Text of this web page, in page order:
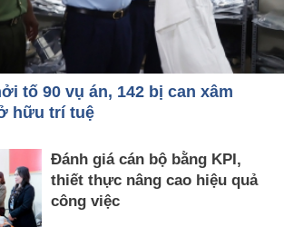
tố 90 vụ án, 142 bị can xâm
hữu trí tuệ
Đánh giá cán bộ bằng KPI,
thiết thực nâng cao hiệu quả
công việc